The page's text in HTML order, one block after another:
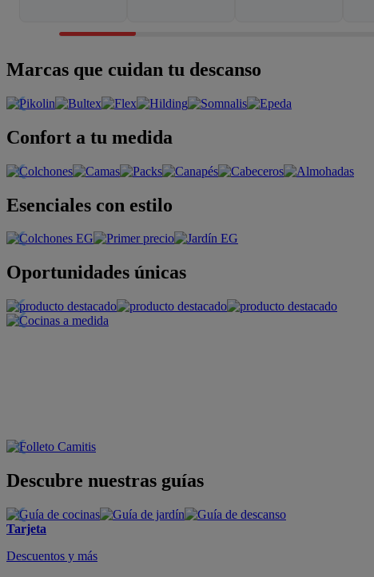
Marcas que cuidan tu descanso
Confort a tu medida
Esenciales con estilo
Oportunidades únicas
Descubre nuestras guías
Tarjeta
Descuentos y más